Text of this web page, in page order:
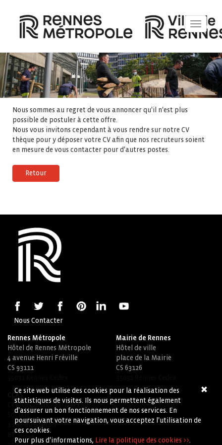
Ce site web utilise des cookies pour la réalisation des
statistiques de visites. Ils nous permettent également
d'assurer un bon fonctionnement de nos services. En
poursuivant votre navigation, vous acceptez l'utilisation de
ces cookies.
Pour plus d'informations, Lire la politique des cookies >>.
Toggle
Nous sommes au regret de vous annoncer qu'il n'est plus
possible de postuler à cette offre.
Nous vous invitons cependant à vous rendre sur notre CV
thèque pour y déposer votre CV afin que nos recruteurs soient
en mesure de vous contacter pour d'autres postes.
Retour
Nous Contacter
Rennes Métropole
Hôtel de Rennes Métropole
4 avenue Henri Fréville
CS 93111
Mairie de Rennes
Hôtel de ville
place de la Mairie
CS 63126
CCAS
Centre Communal d'Action
Sociale
1 rue du Griffon
BP 90544